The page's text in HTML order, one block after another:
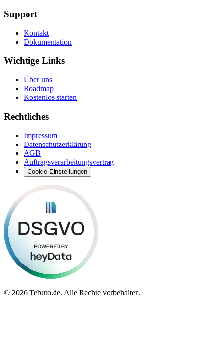
Support
Kontakt
Dokumentation
Wichtige Links
Über uns
Roadmap
Kostenlos starten
Rechtliches
Impressum
Datenschutzerklärung
AGB
Auftragsverarbeitungsvertrag
Cookie-Einstellungen
© 2026 Tebuto.de. Alle Rechte vorbehalten.